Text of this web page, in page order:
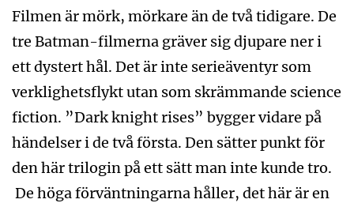
Filmen är mörk, mörkare än de två tidigare. De
tre Batman-filmerna gräver sig djupare ner i
ett dystert hål. Det är inte serie­äventyr som
verklighetsflykt utan som skrämmande science
fiction. ”Dark knight rises” bygger vidare på
händelser i de två första. Den sätter punkt för
den här trilogin på ett sätt man inte kunde tro.
De höga förväntningarna håller, det här är en